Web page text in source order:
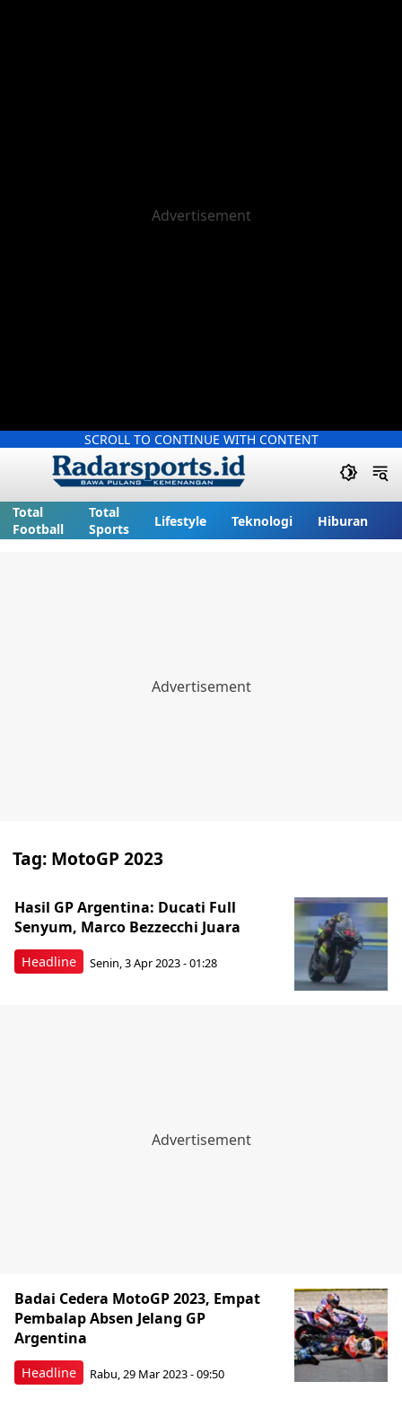
SCROLL TO CONTINUE WITH CONTENT
Total
Football
Total
Sports
Lifestyle Teknologi Hiburan
Tag: MotoGP 2023
Headline
Hasil GP Argentina: Ducati Full
Senyum, Marco Bezzecchi Juara
Senin, 3 Apr 2023 - 01:28
Headline
Badai Cedera MotoGP 2023, Empat
Pembalap Absen Jelang GP
Argentina
Rabu, 29 Mar 2023 - 09:50